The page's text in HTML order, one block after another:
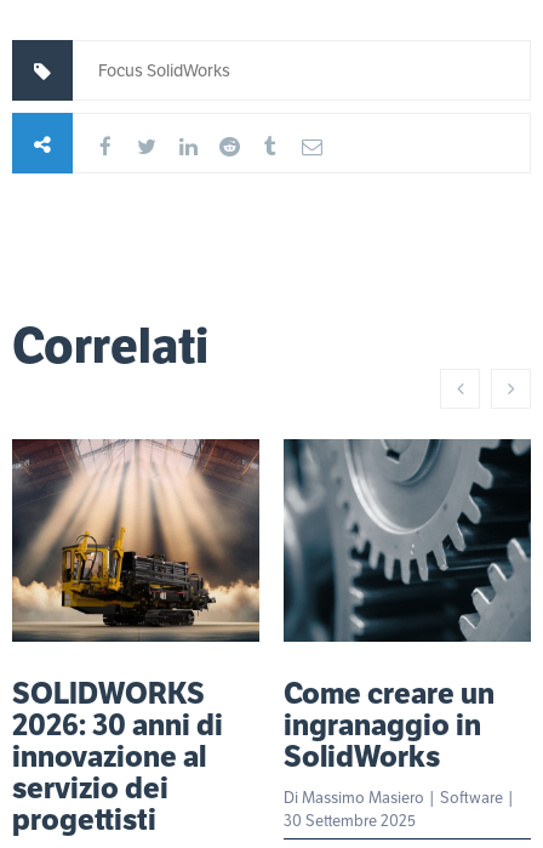
Focus SolidWorks
Correlati
SOLIDWORKS
2026: 30 anni di
innovazione al
servizio dei
progettisti
Come creare un
ingranaggio in
SolidWorks
DiMassimo Masiero | Software |
30 Settembre 2025